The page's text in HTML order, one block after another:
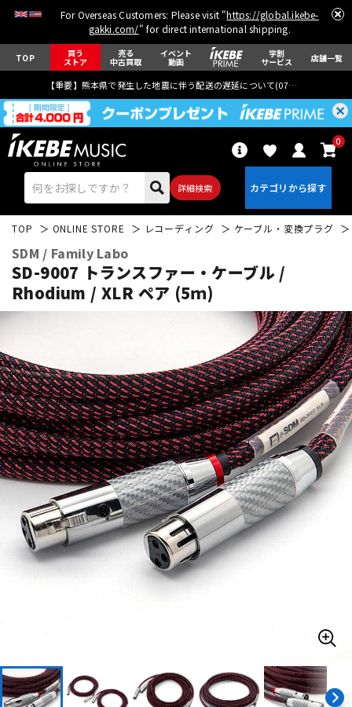
For Overseas Customers: Please visit "https://global.ikebe-
gakki.com/" for direct international shipping.
TOP 買う
ストア
売る
中古買取
イベント
動画
学割
サービス 店舗一覧
【重要】熊本県で発生した地震に伴う配送の遅延について(07月29日
詳細検索
0
アコギ/エレアコ
ベース ウクレレ
ドラム パーカッション
キーボード 電子ピアノ
管楽器 その他楽器
TOP ONLINE STORE レコーディング ケーブル・変換プラグ
SDM / Family Labo
SD-9007 トランスファー・ケーブル /
Rhodium / XLR ペア (5ｍ)